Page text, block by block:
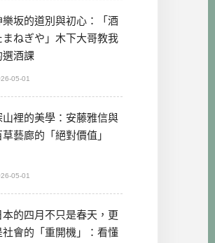
樂坂的道別與初心：「酒
まねぎや」木下大哥教我
選酒課
05-01
山裡的美學：安藤雅信與
草藝廊的「絕對價值」
05-01
本的四月不只是春天，更
社會的「重開機」：看懂